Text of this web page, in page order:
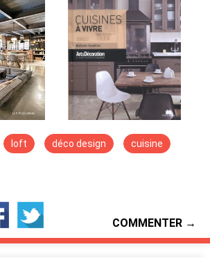
loft déco design
cuisine
COMMENTER →